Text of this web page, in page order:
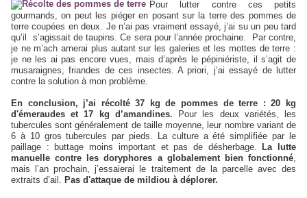
Pour lutter contre ces petits
gourmands, on peut les piéger en posant sur la terre des pommes de
terre coupées en deux. Je n’ai pas vraiment essayé, j’ai su un peu tard
qu’il
s’agissait de taupins. Ce sera pour l’année prochaine. Par contre,
je ne m’ach arnerai plus autant sur les galeries et les mottes de terre :
je ne les ai pas encore vues, mais d’après le pépiniériste, il s’agit de
musaraignes, friandes de ces insectes. A priori, j’ai essayé de lutter
contre la solution à mon problème.
En conclusion, j’ai récolté 37 kg de pommes de terre : 20 kg
d'émeraudes et 17 kg d’amandines. Pour les deux variétés, les
tubercules sont généralement de taille moyenne, leur nombre variant de
6 à 10 gros tubercules par pieds. La culture a été simplifiée par le
paillage : buttage moins important et pas de désherbage.
La lutte
manuelle contre les doryphores a globalement bien fonctionné,
mais l’an prochain, j’essaierai le traitement de la parcelle avec des
extraits d’ail. Pas d'attaque de mildiou à déplorer.